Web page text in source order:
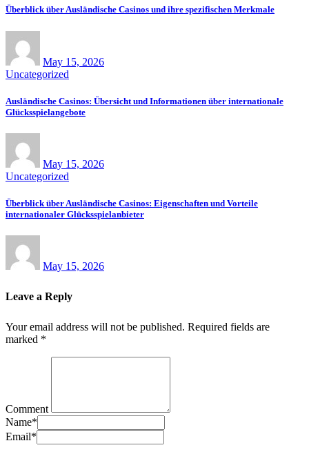
Überblick über Ausländische Casinos und ihre spezifischen Merkmale
May 15, 2026
Uncategorized
Ausländische Casinos: Übersicht und Informationen über internationale
Glücksspielangebote
May 15, 2026
Uncategorized
Überblick über Ausländische Casinos: Eigenschaften und Vorteile
internationaler Glücksspielanbieter
May 15, 2026
Leave a Reply
Your email address will not be published. Required fields are
marked *
Comment
Name*
Email*